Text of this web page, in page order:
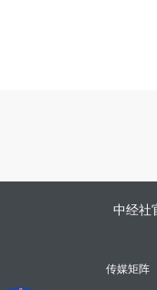
中经社
传媒矩阵